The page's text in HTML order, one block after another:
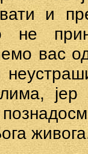
и
не
вас